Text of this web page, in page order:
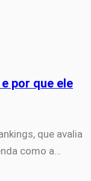
por que ele
que avalia
como a…